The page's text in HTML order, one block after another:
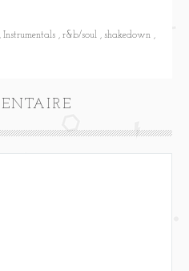
Instrumentals r&b/soul
shakedown